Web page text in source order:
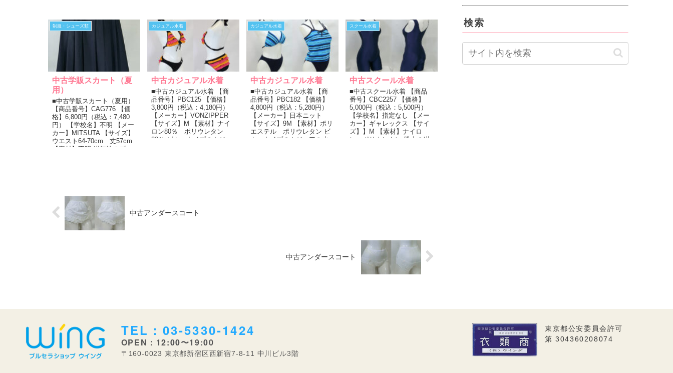
制服・シューズ類
中古学販スカート（夏
用）
■中古学販スカート（夏用）
【商品番号】CAG776 【価
格】6,800円（税込：7,480
円） 【学校名】不明 【メー
カー】MITSUTA 【サイズ】
ウエスト64-70cm 丈57cm
【素材】不明 紺無地のプ
カジュアル水着
中古カジュアル水着
■中古カジュアル水着 【商
品番号】PBC125 【価格】
3,800円（税込：4,180円）
【メーカー】VONZIPPER
【サイズ】M 【素材】ナイ
ロン80％ ポリウレタン
20％ ビキニタイプのカジュ
カジュアル水着
中古カジュアル水着
■中古カジュアル水着 【商
品番号】PBC182 【価格】
4,800円（税込：5,280円）
【メーカー】日本ニット
【サイズ】9M 【素材】ポリ
エステル ポリウレタン ビ
キニタイプのカジュアル水
スクール水着
中古スクール水着
■中古スクール水着 【商品
番号】CBC2257 【価格】
5,000円（税込：5,500円）
【学校名】指定なし 【メー
カー】ギャレックス 【サイ
ズ】】M 【素材】ナイロ
ン ポリウレタン 股丈の紺
中古アンダースコート
中古アンダースコート
検索
TEL：03-5330-1424
OPEN：12:00〜19:00
〒160-0023 東京都新宿区西新宿7-8-11 中川ビル3階
東京都公安委員会許可
第 304360208074